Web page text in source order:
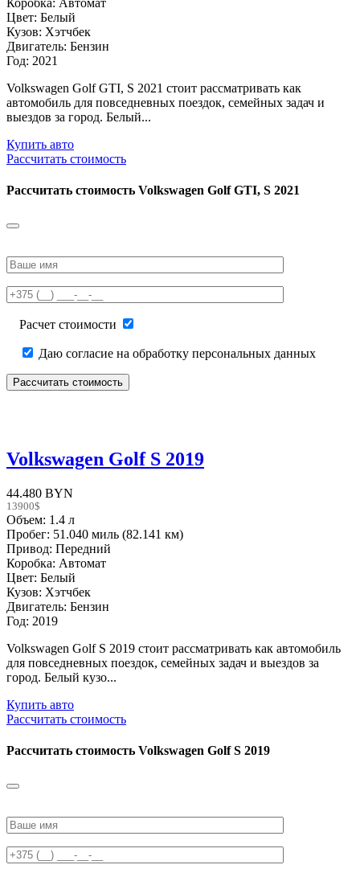
Цвет: Белый
Кузов: Хэтчбек
Двигатель: Бензин
Год: 2021
Volkswagen Golf GTI, S 2021 стоит рассматривать как
автомобиль для повседневных поездок, семейных задач и
выездов за город. Белый...
Купить авто
Рассчитать стоимость
Рассчитать стоимость Volkswagen Golf GTI, S 2021
leave
field
empty.
Расчет стоимости
Даю согласие на обработку персональных данных
Volkswagen Golf S 2019
44.480 BYN
13900$
Объем: 1.4 л
Пробег: 51.040 миль (82.141 км)
Привод: Передний
Коробка: Автомат
Цвет: Белый
Кузов: Хэтчбек
Двигатель: Бензин
Год: 2019
Volkswagen Golf S 2019 стоит рассматривать как автомобиль
для повседневных поездок, семейных задач и выездов за
город. Белый кузо...
Купить авто
Рассчитать стоимость
Рассчитать стоимость Volkswagen Golf S 2019
leave
field